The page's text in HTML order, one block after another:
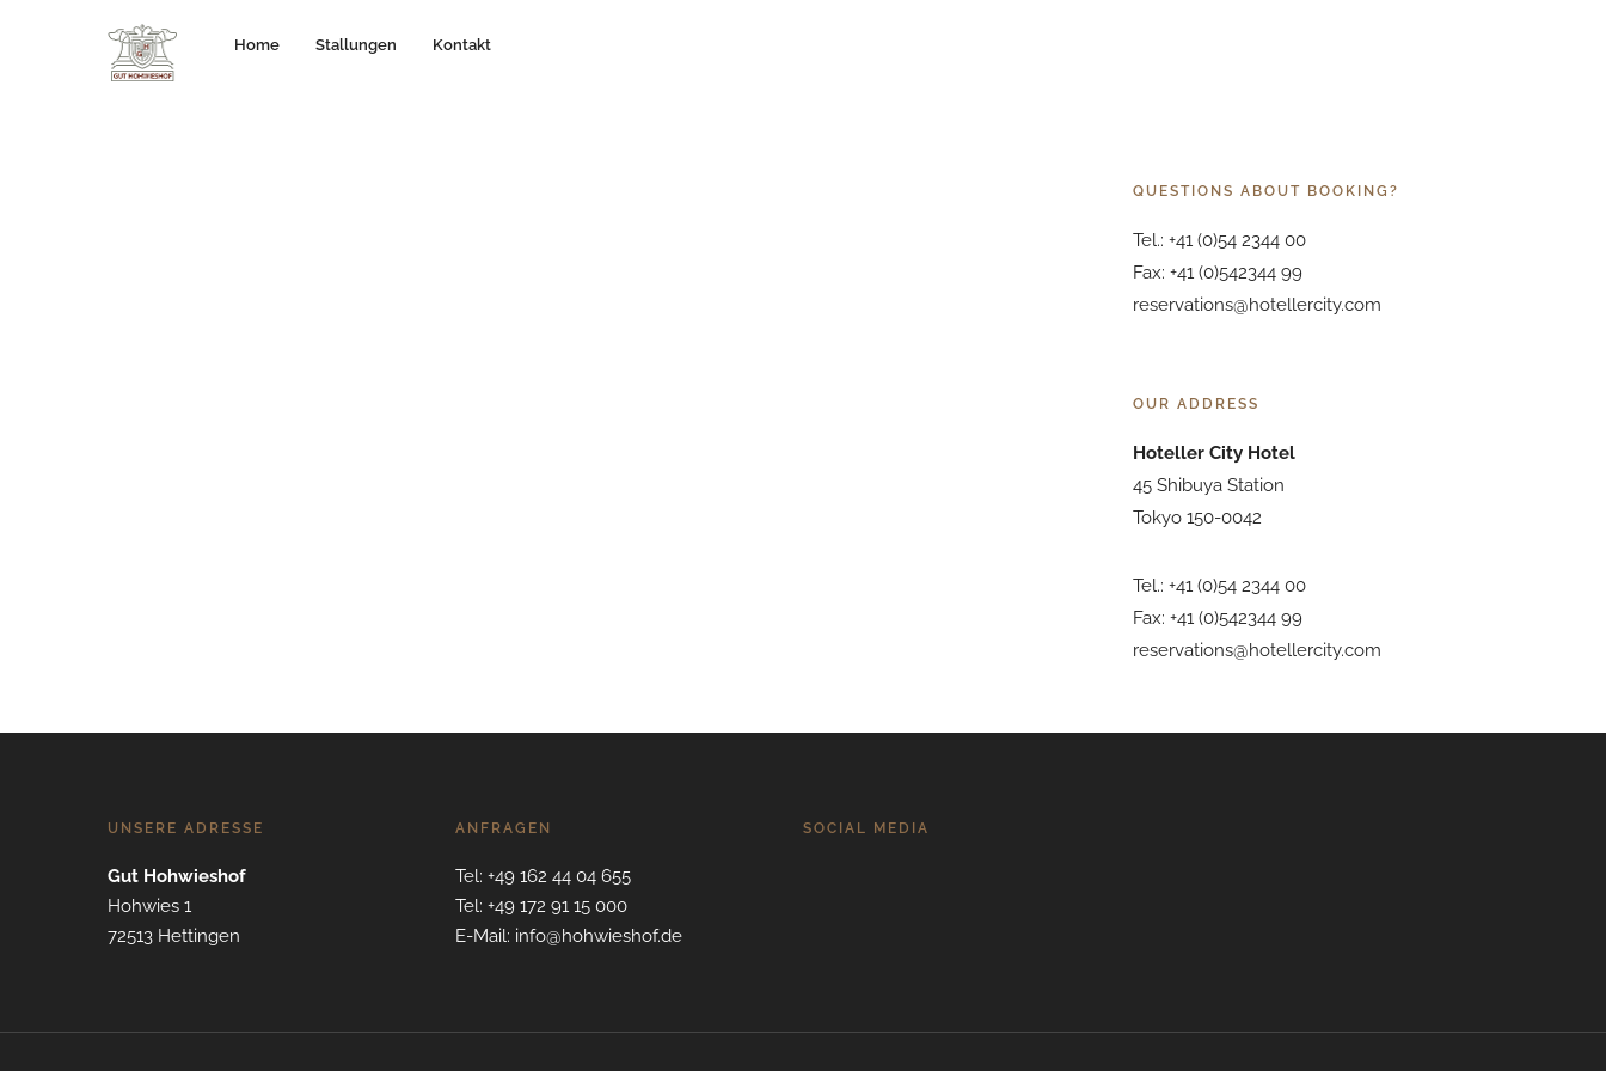
Home Stallungen Kontakt
QUESTIONS ABOUT BOOKING?
Tel.: +41 (0)54 2344 00
Fax: +41 (0)542344 99
reservations@hotellercity.com
OUR ADDRESS
Hoteller City Hotel
45 Shibuya Station
Tokyo 150-0042
Tel.: +41 (0)54 2344 00
Fax: +41 (0)542344 99
reservations@hotellercity.com
UNSERE ADRESSE
Gut Hohwieshof
Hohwies 1
72513 Hettingen
ANFRAGEN
Tel: +49 162 44 04 655
Tel: +49 172 91 15 000
E-Mail: info@hohwieshof.de
SOCIAL MEDIA